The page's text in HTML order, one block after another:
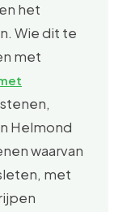
het
Wie dit te
met
Helmond
waarvan
met